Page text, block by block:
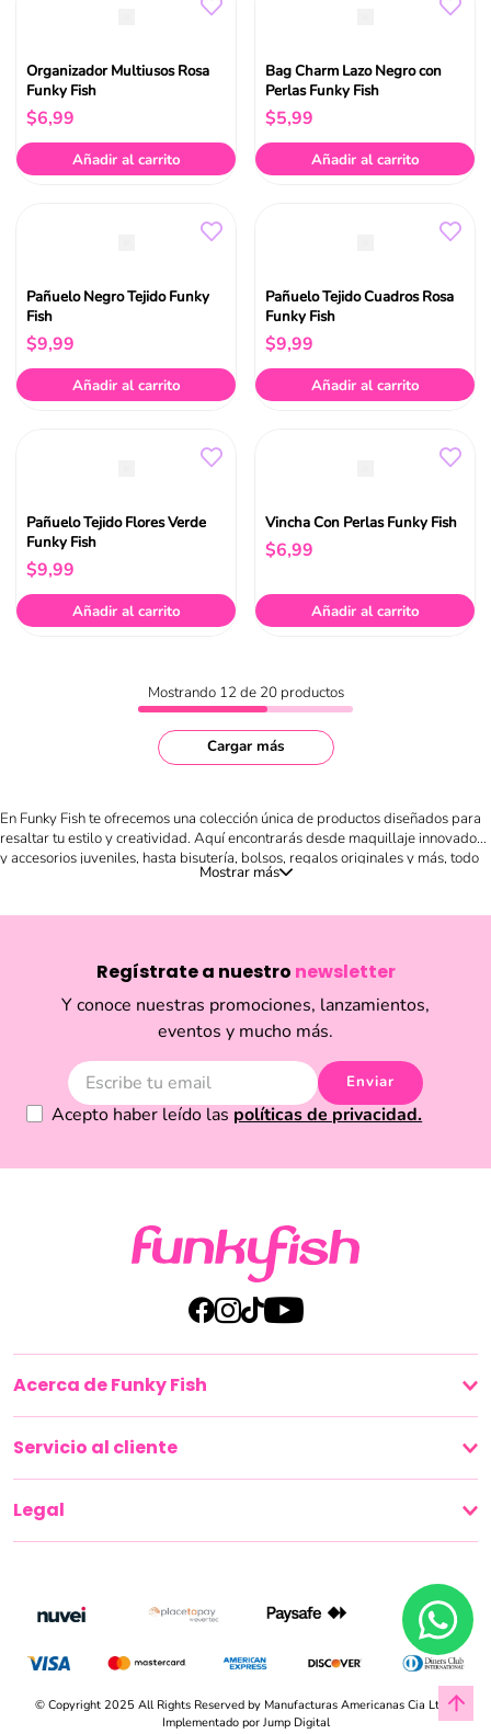
Organizador Multiusos Rosa
Funky Fish
$6,99
Añadir al carrito
Bag Charm Lazo Negro con
Perlas Funky Fish
$5,99
Añadir al carrito
Pañuelo Negro Tejido Funky
Fish
$9,99
Añadir al carrito
Pañuelo Tejido Cuadros Rosa
Funky Fish
$9,99
Añadir al carrito
Pañuelo Tejido Flores Verde
Funky Fish
$9,99
Añadir al carrito
Vincha Con Perlas Funky Fish
$6,99
Añadir al carrito
Mostrando 12 de 20productos
Cargar más
En Funky Fish te ofrecemos una colección única de productos diseñados para
resaltar tu estilo y creatividad. Aquí encontrarás desde maquillaje innovador
y accesorios juveniles, hasta bisutería, bolsos, regalos originales y más, todo
en un solo lugar. Nuestro catálogo está pensado para quienes buscan
tendencias internacionales. Compra en línea de forma fácil y segura, descubre
un accesorio único o darle un toque diferente a tu outfit diario, en Funky Fish
encontrarás la inspiración que necesitas. Explora nuestra selección y disfruta
de productos que marcan la diferencia en el mundo de la moda y la belleza
Regístrate a nuestro newsletter
Y conoce nuestras promociones, lanzamientos,
eventos y mucho más.
Enviar
Acepto haber leído las políticas de privacidad.
Acerca de Funky Fish
Servicio al cliente
Legal
© Copyright 2025 All Rights Reserved by Manufacturas Americanas Cia Ltda.
Implementado por Jump Digital